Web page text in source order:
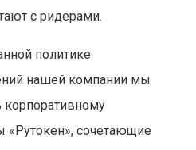
с ридерами.
политике
нашей компании мы
«Рутокен», сочетающие